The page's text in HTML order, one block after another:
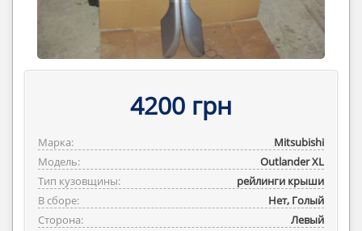
4200 грн
Марка:
Mitsubishi
Модель:
Outlander ‎XL
Тип кузовщины:
рейлинги крыши
В сборе:
Нет, Голый
Сторона:
Левый